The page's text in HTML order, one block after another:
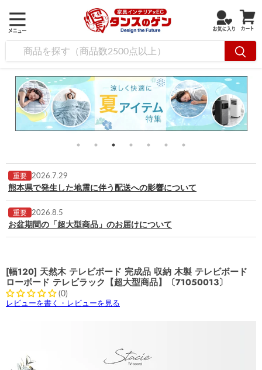
重要 2026.7.29
熊本県で発生した地震に伴う配送への影響について
重要 2026.8.5
お盆期間の「超大型商品」のお届けについて
[幅120] 天然木 テレビボード 完成品 収納 木製 テレビボード
ローボード テレビラック【超大型商品】〔71050013〕
(0)
レビューを書く・レビューを見る